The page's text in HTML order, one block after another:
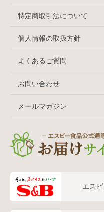
特定商取引法について
個人情報の取扱方針
よくあるご質問
お問い合わせ
メールマガジン
エス